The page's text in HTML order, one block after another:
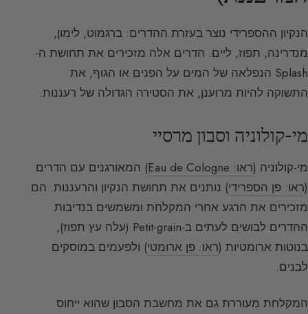
הנקיון ההספרידי נוצר בעזרת ההדרים: ברגמוט, לימון,
מנדרינה, תפוז, ליים. הדרים אלה מזכירים את תחושת ה-
Splash הנפלאה של המים על הפנים או הגוף, את
התשוקה להיות מרוענן, את הסטירה הגדולה של רעננות.
מי-קולוניה וסבון מרסיי
מי-קולוניה (ראו: Eau de Cologne
) המאורגנים עם הדרים
(ראו: פן הספרידי) נותנים את תחושת הנקיון והרעננות. הם
מזכירים את הרגע אחרי המקלחת ומשמשים בנדיבות.
ההדרים לבושים לעתים ב-Petit-grain (עלה עץ תפוז),
בנוטות ארומטיות (ראו: פן ארומטי) ולפעמים במוסקים
לבנים.
המקלחת מעוררת גם את מחשבת הסבון שהוא ייחוס